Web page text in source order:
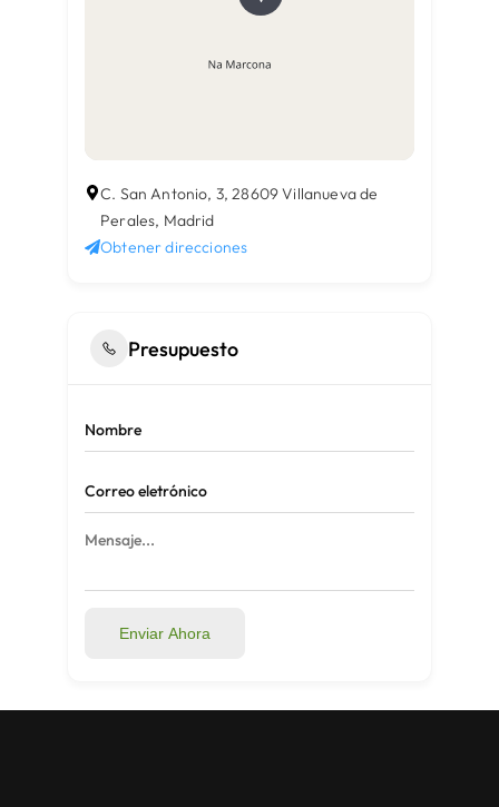
C. San Antonio, 3, 28609 Villanueva de
Perales, Madrid
Obtener direcciones
Presupuesto
Enviar Ahora